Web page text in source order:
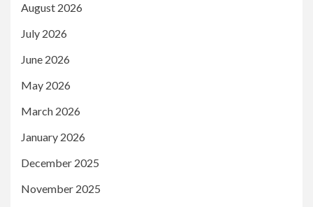
August 2026
July 2026
June 2026
May 2026
March 2026
January 2026
December 2025
November 2025